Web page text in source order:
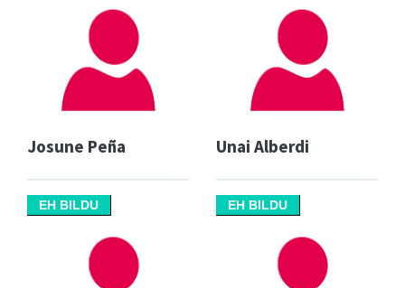
Josune Peña Unai Alberdi
EH BILDU EH BILDU